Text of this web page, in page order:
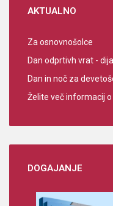
AKTUALNO
Za osnovnošolce
Dan odprtivh vrat -
Dan in noč za
Želite več informacij o
DOGAJANJE